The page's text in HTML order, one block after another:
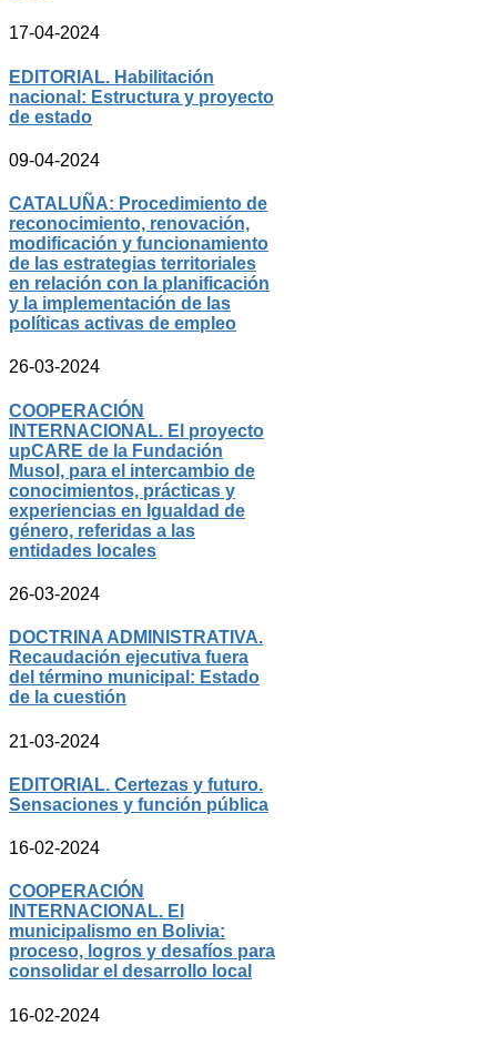
17-04-2024
EDITORIAL. Habilitación
nacional: Estructura y proyecto
de estado
09-04-2024
CATALUÑA: Procedimiento de
reconocimiento, renovación,
modificación y funcionamiento
de las estrategias territoriales
en relación con la planificación
y la implementación de las
políticas activas de empleo
26-03-2024
COOPERACIÓN
INTERNACIONAL. El proyecto
upCARE de la Fundación
Musol, para el intercambio de
conocimientos, prácticas y
experiencias en Igualdad de
género, referidas a las
entidades locales
26-03-2024
DOCTRINA ADMINISTRATIVA.
Recaudación ejecutiva fuera
del término municipal: Estado
de la cuestión
21-03-2024
EDITORIAL. Certezas y futuro.
Sensaciones y función pública
16-02-2024
COOPERACIÓN
INTERNACIONAL. El
municipalismo en Bolivia:
proceso, logros y desafíos para
consolidar el desarrollo local
16-02-2024